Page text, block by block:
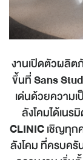
งานเปิดตัวผลิต
ขึ้นที่Sans
เด่นด้วยความ
ลังโคมได้เน
CLINICเชิญทุก
ลังโคม ที่ครบค